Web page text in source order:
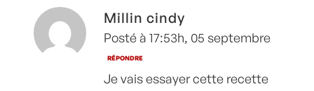
Millin cindy
Posté à 17:53h, 05 septembre
RÉPONDRE
Je vais essayer cette recette